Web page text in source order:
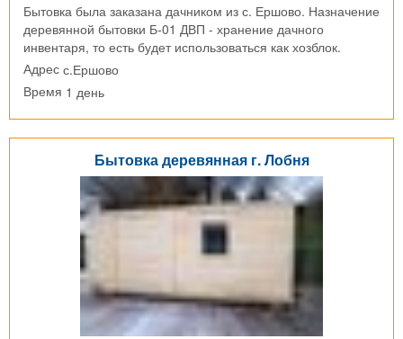
Бытовка была заказана дачником из с. Ершово. Назначение
деревянной бытовки Б-01 ДВП - хранение дачного
инвентаря, то есть будет использоваться как хозблок.
Адрес с.Ершово
Время 1 день
Бытовка деревянная г. Лобня